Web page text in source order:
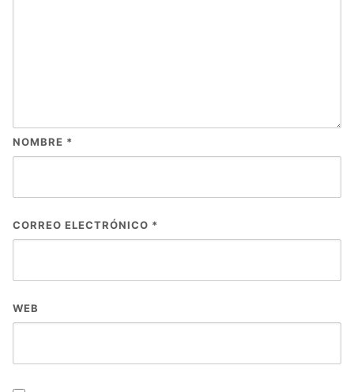
NOMBRE *
CORREO ELECTRÓNICO *
WEB